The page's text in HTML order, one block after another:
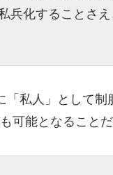
兵化することさえ
私人」として
可能となることだ